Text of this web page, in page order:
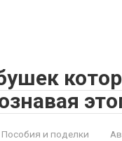
Пособия и поделки